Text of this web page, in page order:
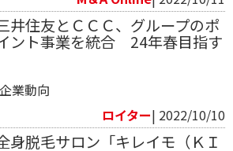
井住友とＣＣＣ、グループのポ
ント事業を統合 24年春目指す
企業動向
ロイター| 2022/10/10
身脱毛サロン「キレイモ（ＫＩ